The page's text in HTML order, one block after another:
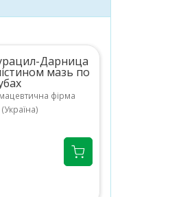
Дарница
мазь по
фірма